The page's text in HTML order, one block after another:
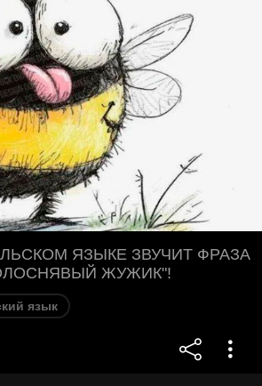
ЯЗЫКЕ ЗВУЧИТ ФРАЗА
ЖУЖИК"!
язык